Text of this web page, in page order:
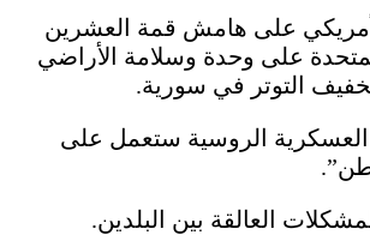
على هامش قمة العشرين
على وحدة وسلامة الأراضي
التوتر في سورية.
الروسية ستعمل على
العالقة بين البلدين.